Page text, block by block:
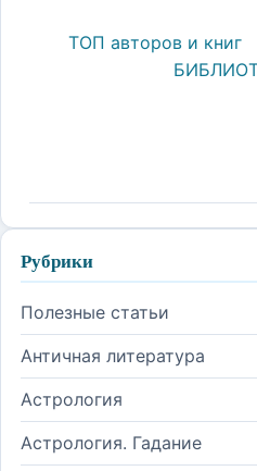
ТОП авторов и книг
Рубрики
Полезные статьи
Античная литература
Астрология
Астрология. Гадание